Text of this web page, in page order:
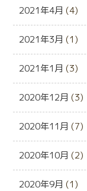
2021年4月 (4)
2021年3月 (1)
2021年1月 (3)
2020年12月 (3)
2020年11月 (7)
2020年10月 (2)
2020年9月 (1)